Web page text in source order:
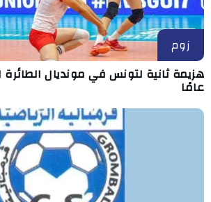
زوم
عامًا